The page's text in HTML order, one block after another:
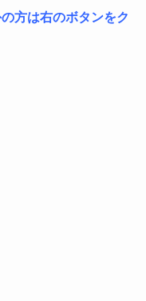
方は右のボタンをク